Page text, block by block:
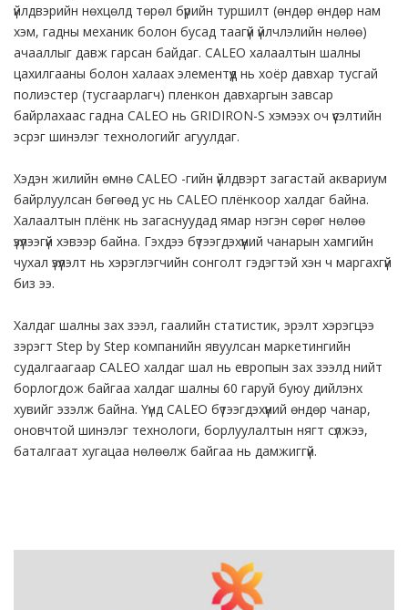
үйлдвэрийн нөхцөлд төрөл бүрийн туршилт (өндөр өндөр нам
хэм, гадны механик болон бусад таагүй үйлчлэлийн нөлөө)
ачааллыг давж гарсан байдаг. CALEO халаалтын шалны
цахилгааны болон халаах элементүүд нь хоёр давхар тусгай
полиэстер (тусгаарлагч) пленкон давхаргын завсар
байрлахаас гадна CALEO нь GRIDIRON-S хэмээх оч үүсэлтийн
эсрэг шинэлэг технологийг агуулдаг.
Хэдэн жилийн өмнө CALEO -гийн үйлдвэрт загастай аквариум
байрлуулсан бөгөөд ус нь CALEO плёнкоор халдаг байна.
Халаалтын плёнк нь загаснуудад ямар нэгэн сөрөг нөлөө
үзүүлээгүй хэвээр байна. Гэхдээ бүтээгдэхүүний чанарын хамгийн
чухал үзүүлэлт нь хэрэглэгчийн сонголт гэдэгтэй хэн ч маргахгүй
биз ээ.
Халдаг шалны зах зээл, гаалийн статистик, эрэлт хэрэгцээ
зэрэгт Step by Step компанийн явуулсан маркетингийн
судалгаагаар CALEO халдаг шал нь европын зах зээлд нийт
борлогдож байгаа халдаг шалны 60 гаруй буюу дийлэнх
хувийг эзэлж байна. Үүнд CALEO бүтээгдэхүүний өндөр чанар,
оновчтой шинэлэг технологи, борлуулалтын нягт сүлжээ,
баталгаат хугацаа нөлөөлж байгаа нь дамжиггүй.